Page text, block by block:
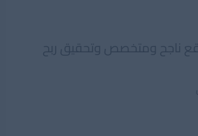
ناجح ومتخصص وتحقيق ربح